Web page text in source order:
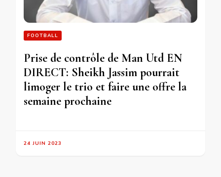
FOOTBALL
Prise de contrôle de Man Utd EN
DIRECT: Sheikh Jassim pourrait
limoger le trio et faire une offre la
semaine prochaine
24 JUIN 2023